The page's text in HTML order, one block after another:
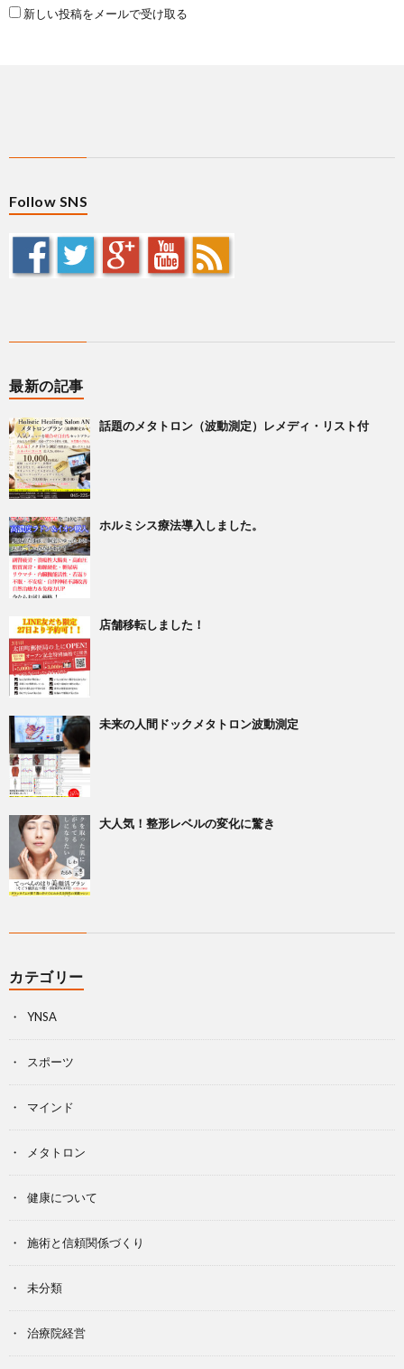
新しい投稿をメールで受け取る
Follow SNS
最新の記事
話題のメタトロン（波動測定）レメディ・リスト付
ホルミシス療法導入しました。
店舗移転しました！
未来の人間ドックメタトロン波動測定
大人気！整形レベルの変化に驚き
カテゴリー
YNSA
スポーツ
マインド
メタトロン
健康について
施術と信頼関係づくり
未分類
治療院経営